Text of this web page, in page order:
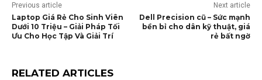
Previous article
Laptop Giá Rẻ Cho Sinh Viên
Dưới 10 Triệu – Giải Pháp Tối
Ưu Cho Học Tập Và Giải Trí
Next article
Dell Precision cũ – Sức mạnh
bền bỉ cho dân kỹ thuật, giá
rẻ bất ngờ
RELATED ARTICLES